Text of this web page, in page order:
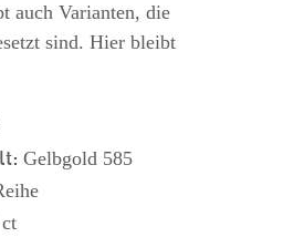
auch Varianten, die
sind. Hier bleibt
Gelbgold 585